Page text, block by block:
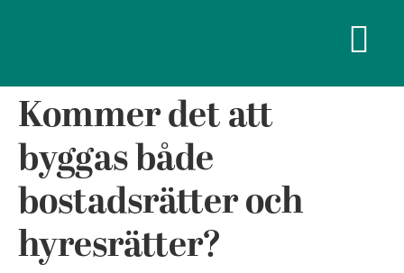
Kommer det att
byggas både
bostadsrätter och
hyresrätter?